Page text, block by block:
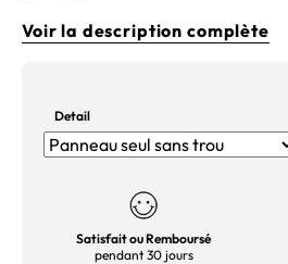
Voir la description complète
Detail
Satisfait ou Remboursé
pendant 30 jours